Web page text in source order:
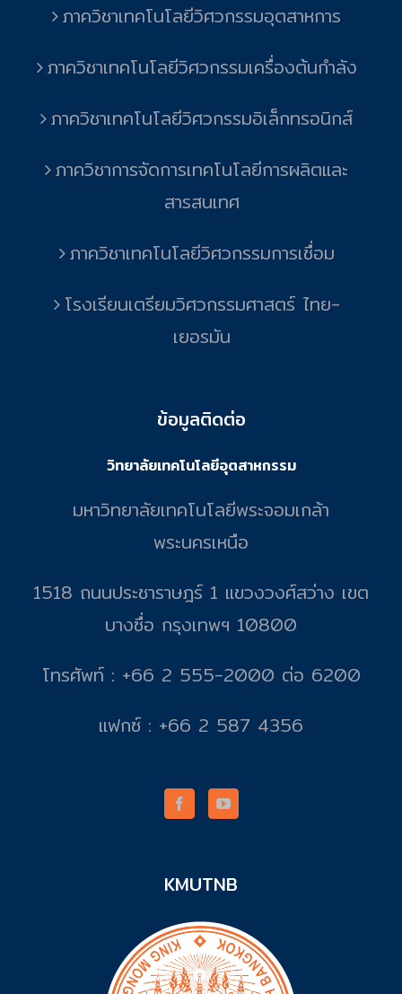
ภาควิชาเทคโนโลยีวิศวกรรมอุตสาหการ
ภาควิชาเทคโนโลยีวิศวกรรมเครื่องต้นกำลัง
ภาควิชาเทคโนโลยีวิศวกรรมอิเล็กทรอนิกส์
ภาควิชาการจัดการเทคโนโลยีการผลิตและ
สารสนเทศ
ภาควิชาเทคโนโลยีวิศวกรรมการเชื่อม
โรงเรียนเตรียมวิศวกรรมศาสตร์ ไทย-
เยอรมัน
ข้อมูลติดต่อ
วิทยาลัยเทคโนโลยีอุตสาหกรรม
มหาวิทยาลัยเทคโนโลยีพระจอมเกล้า
พระนครเหนือ
1518 ถนนประชาราษฎร์ 1 แขวงวงศ์สว่าง เขต
บางซื่อ กรุงเทพฯ 10800
โทรศัพท์ : +66 2 555-2000 ต่อ 6200
แฟกซ์ : +66 2 587 4356
KMUTNB